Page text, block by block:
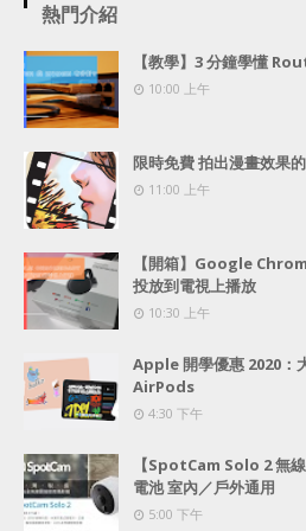
熱門介紹
【教學】3 分鐘學懂
10:00 上午
限時免費 拍出漫畫效果
11:00 上午
【開箱】Google
投放到電視上播放
10:30 上午
Apple 開學優惠 2020：
AirPods
4:30 下午
【SpotCam Solo 2 無
電池 室內／戶外通用
5:00 下午